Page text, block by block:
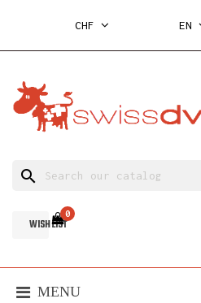
CHF EN
search
WISH LIST
0
MENU